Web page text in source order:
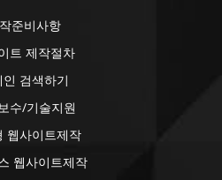
준비사항
트 제작절차
인 검색하기
수/기술지원
웹사이트제작
웹사이트제작